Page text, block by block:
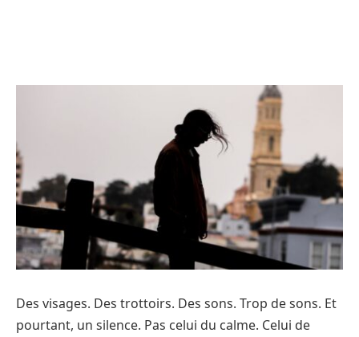
Des visages. Des trottoirs. Des sons. Trop de sons. Et
pourtant, un silence. Pas celui du calme. Celui de